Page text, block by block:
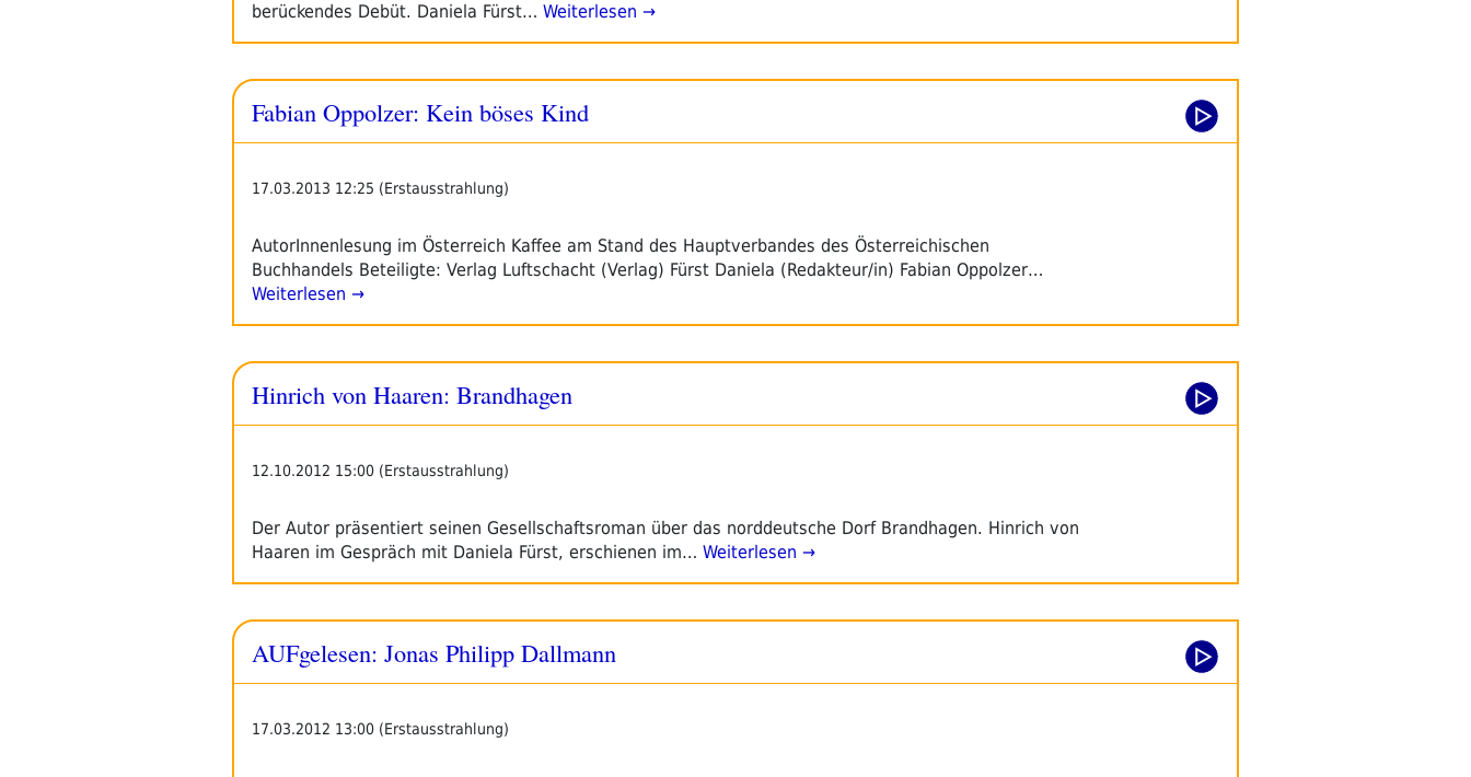
berückendes Debüt. Daniela Fürst… Weiterlesen →
Fabian Oppolzer: Kein böses Kind
17.03.2013 12:25 (Erstausstrahlung)
AutorInnenlesung im Österreich Kaffee am Stand des Hauptverbandes des Österreichischen
Buchhandels Beteiligte: Verlag Luftschacht (Verlag) Fürst Daniela (Redakteur/in) Fabian Oppolzer…
Weiterlesen →
Hinrich von Haaren: Brandhagen
12.10.2012 15:00 (Erstausstrahlung)
Der Autor präsentiert seinen Gesellschafts­roman über das norddeutsche Dorf Brandhagen. Hinrich von
Haaren im Gespräch mit Daniela Fürst, erschienen im… Weiterlesen →
AUFgelesen: Jonas Philipp Dallmann
17.03.2012 13:00 (Erstausstrahlung)